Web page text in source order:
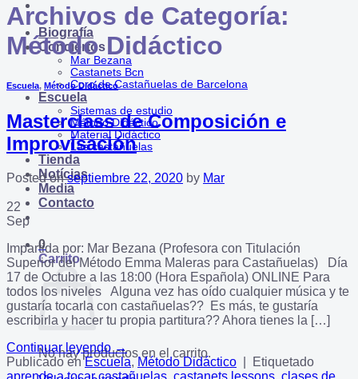
Biografía
Conciertos
Mar Bezana
Castanets Bcn
Coro de Castañuelas de Barcelona
Escuela
Sistemas de estudio
Método Didáctico
Material Didáctico
Las castañuelas
Tienda
Notícias
Media
Contacto
0
Carrito
No hay productos en el carrito.
Archivos de Categoría:
Método Didáctico
Escuela, Método Didáctico
Masterclass de Composición e
Improvisación
Posted onseptiembre 22, 2020 by Mar
22
Sep
Impartida por: Mar Bezana (Profesora con Titulación
Superior del Método Emma Maleras para Castañuelas) Día
17 de Octubre a las 18:00 (Hora Española) ONLINE Para
todos los niveles Alguna vez has oído cualquier música y te
gustaría tocarla con castañuelas?? Es más, te gustaría
escribirla y hacer tu propia partitura?? Ahora tienes la […]
Continuar leyendo→
Publicado enEscuela,Método Didáctico
Etiquetado
aprende a tocar castañuelas, castanets lessons, clases de